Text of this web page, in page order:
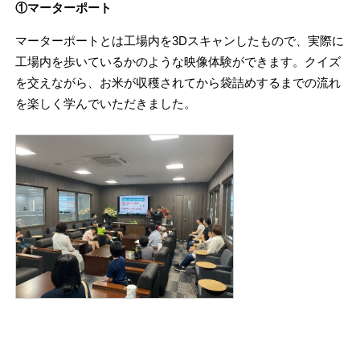
①マーターポート
マーターポートとは工場内を3Dスキャンしたもので、実際に
工場内を歩いているかのような映像体験ができます。クイズ
を交えながら、お米が収穫されてから袋詰めするまでの流れ
を楽しく学んでいただきました。